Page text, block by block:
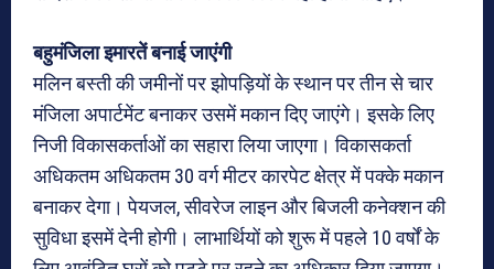
बहुमंजिला इमारतें बनाई जाएंगी
मलिन बस्ती की जमीनों पर झोपड़ियों के स्थान पर तीन से चार
मंजिला अपार्टमेंट बनाकर उसमें मकान दिए जाएंगे। इसके लिए
निजी विकासकर्ताओं का सहारा लिया जाएगा। विकासकर्ता
अधिकतम अधिकतम 30 वर्ग मीटर कारपेट क्षेत्र में पक्के मकान
बनाकर देगा। पेयजल, सीवरेज लाइन और बिजली कनेक्शन की
सुविधा इसमें देनी होगी। लाभार्थियों को शुरू में पहले 10 वर्षों के